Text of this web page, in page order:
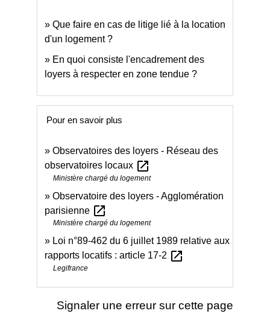
Que faire en cas de litige lié à la location
d'un logement ?
En quoi consiste l'encadrement des
loyers à respecter en zone tendue ?
Pour en savoir plus
Observatoires des loyers - Réseau des
observatoires locaux open_in_new
Ministère chargé du logement
Observatoire des loyers - Agglomération
parisienne open_in_new
Ministère chargé du logement
Loi n°89-462 du 6 juillet 1989 relative aux
rapports locatifs : article 17-2 open_in_new
Legifrance
Signaler une erreur sur cette page